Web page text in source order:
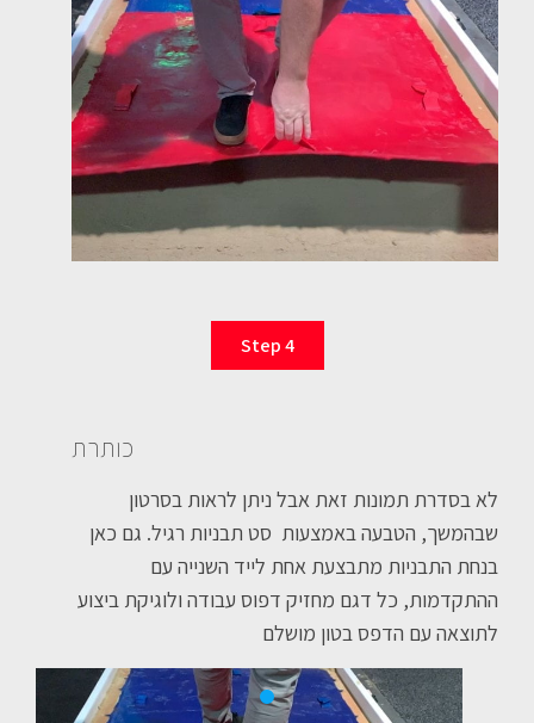
Step 4
כותרת
לא בסדרת תמונות זאת אבל ניתן לראות בסרטון
שבהמשך, הטבעה באמצעות סט תבניות רגיל. גם כאן
בנחת התבניות מתבצעת אחת לייד השנייה עם
ההתקדמות, כל דגם מחזיק דפוס עבודה ולוגיקת ביצוע
לתוצאה עם הדפס בטון מושלם